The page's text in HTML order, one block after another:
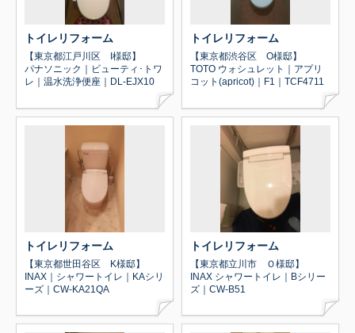
トイレリフォーム
【東京都江戸川区 I様邸】
パナソニック｜ビューティ･トワ
レ｜温水洗浄便座｜DL-EJX10
トイレリフォーム
【東京都渋谷区 O様邸】
TOTO ウォシュレット｜アプリ
コット(apricot)｜F1｜TCF4711
トイレリフォーム
【東京都世田谷区 K様邸】
INAX｜シャワートイレ｜KAシリ
ーズ｜CW-KA21QA
トイレリフォーム
【東京都立川市 Ｏ様邸】
INAX シャワートイレ｜Bシリー
ズ｜CW-B51